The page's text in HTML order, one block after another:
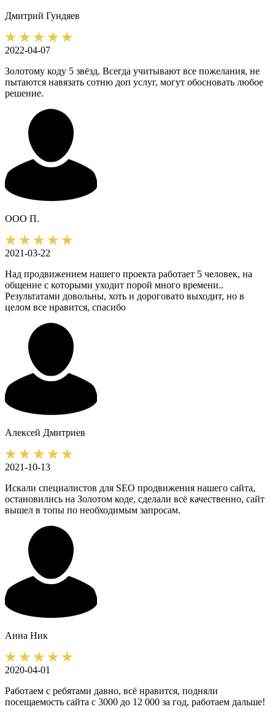
Дмитрий Гундяев
2022-04-07
Золотому коду 5 звёзд. Всегда учитывают все пожелания, не
пытаются навязать сотню доп услуг, могут обосновать любое
решение.
ООО П.
2021-03-22
Над продвижением нашего проекта работает 5 человек, на
общение с которыми уходит порой много времени..
Результатами довольны, хоть и дороговато выходит, но в
целом все нравится, спасибо
Алексей Дмитриев
2021-10-13
Искали специалистов для SEO продвижения нашего сайта,
остановились на Золотом коде, сделали всё качественно, сайт
вышел в топы по необходимым запросам.
Анна Ник
2020-04-01
Работаем с ребятами давно, всё нравится, подняли
посещаемость сайта с 3000 до 12 000 за год, работаем дальше!